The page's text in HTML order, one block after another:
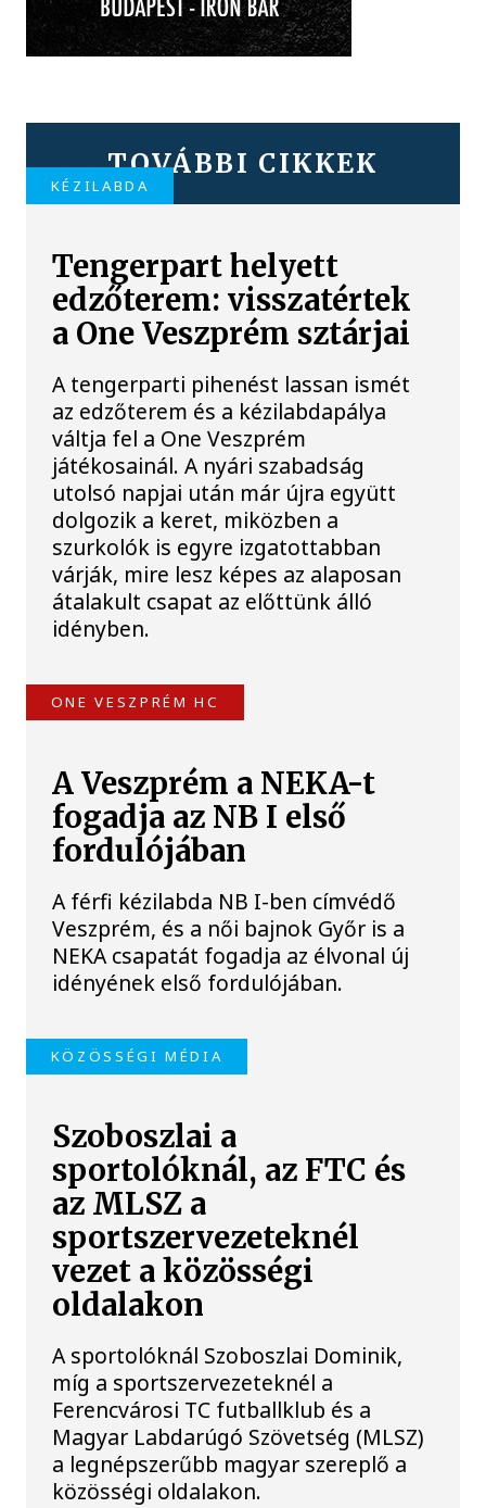
TOVÁBBI CIKKEK
KÉZILABDA
Tengerpart helyett
edzőterem: visszatértek
a One Veszprém sztárjai
A tengerparti pihenést lassan ismét
az edzőterem és a kézilabdapálya
váltja fel a One Veszprém
játékosainál. A nyári szabadság
utolsó napjai után már újra együtt
dolgozik a keret, miközben a
szurkolók is egyre izgatottabban
várják, mire lesz képes az alaposan
átalakult csapat az előttünk álló
idényben.
ONE VESZPRÉM HC
A Veszprém a NEKA-t
fogadja az NB I első
fordulójában
A férfi kézilabda NB I-ben címvédő
Veszprém, és a női bajnok Győr is a
NEKA csapatát fogadja az élvonal új
idényének első fordulójában.
KÖZÖSSÉGI MÉDIA
Szoboszlai a
sportolóknál, az FTC és
az MLSZ a
sportszervezeteknél
vezet a közösségi
oldalakon
A sportolóknál Szoboszlai Dominik,
míg a sportszervezeteknél a
Ferencvárosi TC futballklub és a
Magyar Labdarúgó Szövetség (MLSZ)
a legnépszerűbb magyar szereplő a
közösségi oldalakon.